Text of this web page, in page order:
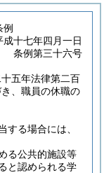
成十七年四月一日
条例第三十六号
五年法律第二百
、職員の休職の
する場合には、
る公共的施設等
と認められる学